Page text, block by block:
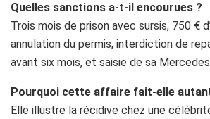
Quelles sanctions a-t-il encourues ?
Trois mois de prison avec sursis, 750 €
annulation du permis, interdiction de
avant six mois, et saisie de sa Mercedes
Pourquoi cette affaire fait-elle
Elle illustre la récidive chez une